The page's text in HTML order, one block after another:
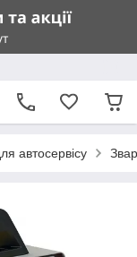
автосервісу